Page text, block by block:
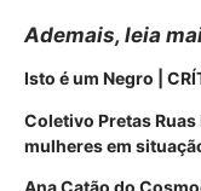
Ademais, leia
Isto é um Negro |
Coletivo Pretas
mulheres em
Ana Catão do